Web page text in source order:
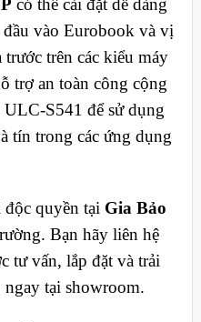
có thể cài đặt dễ dàng
vào Eurobook và vị
trên các kiểu máy
trợ an toàn công cộng
S541 để sử dụng
tín trong các ứng dụng
độc quyền tại Gia Bảo
Bạn hãy liên hệ
tư vấn, lắp đặt và trải
ngay tại showroom.